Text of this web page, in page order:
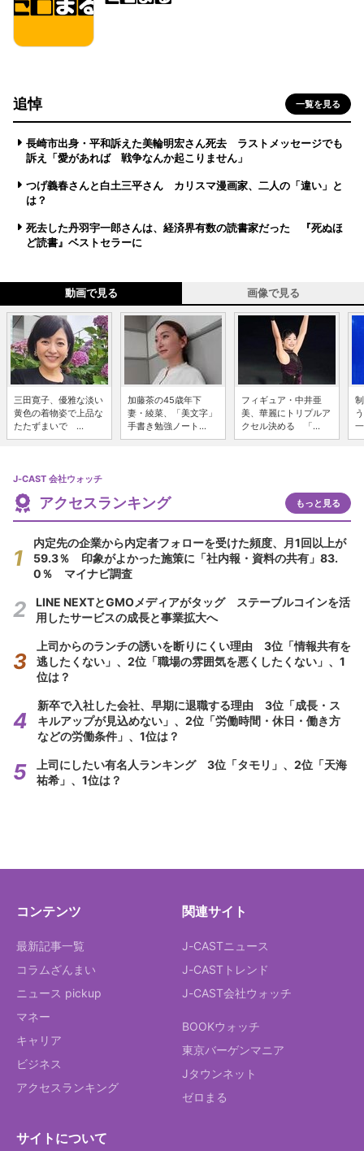
追悼 一覧を見る
長崎市出身・平和訴えた美輪明宏さん死去 ラストメッセージでも
訴え「愛があれば 戦争なんか起こりません」
つげ義春さんと白土三平さん カリスマ漫画家、二人の「違い」と
は？
死去した丹羽宇一郎さんは、経済界有数の読書家だった 『死ぬほ
ど読書』ベストセラーに
動画で見る 画像で見る
三田寛子、優雅な淡い
黄色の着物姿で上品な
たたずまいで ...
加藤茶の45歳年下
妻・綾菜、「美文字」
手書き勉強ノート...
フィギュア・中井亜
美、華麗にトリプルア
クセル決める 「...
J-CAST 会社ウォッチ
アクセスランキング もっと見る
内定先の企業から内定者フォローを受けた頻度、月1回以上が
59.3％ 印象がよかった施策に「社内報・資料の共有」83.
0％ マイナビ調査
LINE NEXTとGMOメディアがタッグ ステーブルコインを活
用したサービスの成長と事業拡大へ
上司からのランチの誘いを断りにくい理由 3位「情報共有を
逃したくない」、2位「職場の雰囲気を悪くしたくない」、1
位は？
新卒で入社した会社、早期に退職する理由 3位「成長・ス
キルアップが見込めない」、2位「労働時間・休日・働き方
などの労働条件」、1位は？
上司にしたい有名人ランキング 3位「タモリ」、2位「天海
祐希」、1位は？
コンテンツ
最新記事一覧
コラムざんまい
ニュース pickup
マネー
キャリア
ビジネス
アクセスランキング
関連サイト
J-CASTニュース
J-CASTトレンド
J-CAST会社ウォッチ
BOOKウォッチ
東京バーゲンマニア
Jタウンネット
ゼロまる
サイトについて